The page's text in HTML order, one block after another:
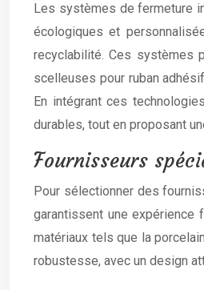
Les systèmes de fermeture
écologiques et
recyclabilité. Ces systèmes
scelleuses pour ruban
En intégrant ces
durables, tout en proposant
Fournisseurs
Pour sélectionner des
garantissent une
matériaux tels que la
robustesse, avec un design